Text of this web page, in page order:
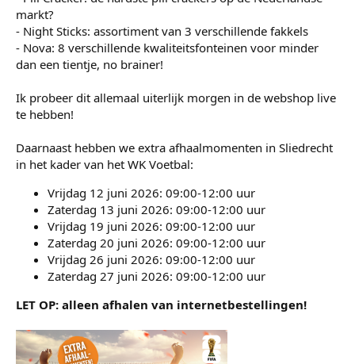
markt?
- Night Sticks: assortiment van 3 verschillende fakkels
- Nova: 8 verschillende kwaliteitsfonteinen voor minder
dan een tientje, no brainer!
Ik probeer dit allemaal uiterlijk morgen in de webshop live
te hebben!
Daarnaast hebben we extra afhaalmomenten in Sliedrecht
in het kader van het WK Voetbal:
Vrijdag 12 juni 2026: 09:00-12:00 uur
Zaterdag 13 juni 2026: 09:00-12:00 uur
Vrijdag 19 juni 2026: 09:00-12:00 uur
Zaterdag 20 juni 2026: 09:00-12:00 uur
Vrijdag 26 juni 2026: 09:00-12:00 uur
Zaterdag 27 juni 2026: 09:00-12:00 uur
LET OP: alleen afhalen van internetbestellingen!